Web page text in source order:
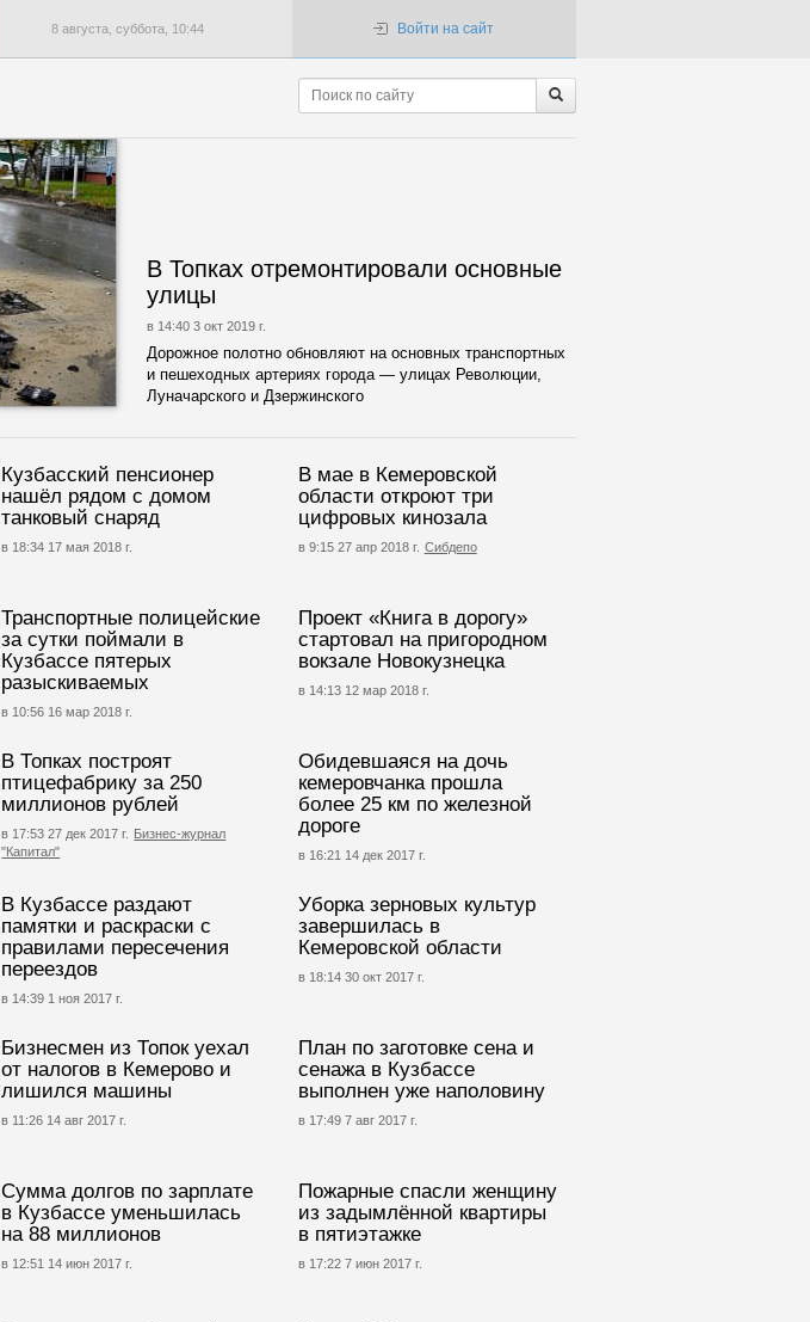
8 августа, суббота, 10:44 Войти на сайт
В Топках отремонтировали основные
улицы
в 14:40 3 окт 2019 г.
Дорожное полотно обновляют на основных транспортных
и пешеходных артериях города — улицах Революции,
Луначарского и Дзержинского
Кузбасский пенсионер
нашёл рядом с домом
танковый снаряд
в 18:34 17 мая 2018 г.
В мае в Кемеровской
области откроют три
цифровых кинозала
в 9:15 27 апр 2018 г. Сибдепо
Транспортные полицейские
за сутки поймали в
Кузбассе пятерых
разыскиваемых
в 10:56 16 мар 2018 г.
Проект «Книга в дорогу»
стартовал на пригородном
вокзале Новокузнецка
в 14:13 12 мар 2018 г.
В Топках построят
птицефабрику за 250
миллионов рублей
в 17:53 27 дек 2017 г. Бизнес-журнал
"Капитал"
Обидевшаяся на дочь
кемеровчанка прошла
более 25 км по железной
дороге
в 16:21 14 дек 2017 г.
В Кузбассе раздают
памятки и раскраски с
правилами пересечения
переездов
в 14:39 1 ноя 2017 г.
Уборка зерновых культур
завершилась в
Кемеровской области
в 18:14 30 окт 2017 г.
Бизнесмен из Топок уехал
от налогов в Кемерово и
лишился машины
в 11:26 14 авг 2017 г.
План по заготовке сена и
сенажа в Кузбассе
выполнен уже наполовину
в 17:49 7 авг 2017 г.
Сумма долгов по зарплате
в Кузбассе уменьшилась
на 88 миллионов
в 12:51 14 июн 2017 г.
Пожарные спасли женщину
из задымлённой квартиры
в пятиэтажке
в 17:22 7 июн 2017 г.